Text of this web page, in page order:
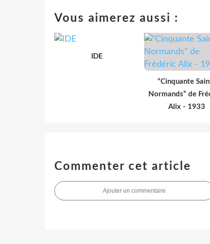
Vous aimerez aussi :
IDE
“Cinquante
Normands” de
Alix - 1933
Commenter cet article
Ajouter un commentaire